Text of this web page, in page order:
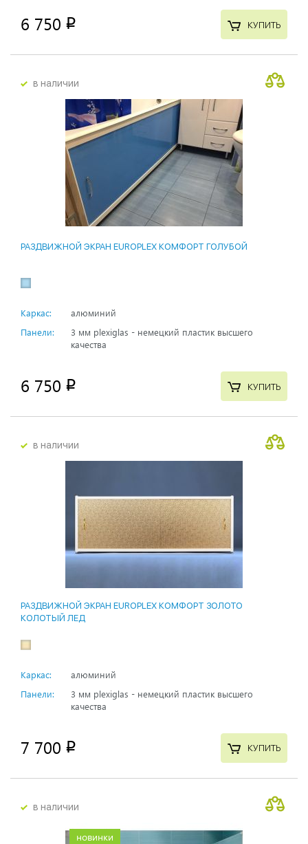
6 750 p КУПИТЬ
в наличии
РАЗДВИЖНОЙ ЭКРАН EUROPLEX КОМФОРТ ГОЛУБОЙ
Каркас:
алюминий
Панели:
3 мм plexiglas - немецкий пластик высшего
качества
6 750 p КУПИТЬ
в наличии
РАЗДВИЖНОЙ ЭКРАН EUROPLEX КОМФОРТ ЗОЛОТО
КОЛОТЫЙ ЛЕД
Каркас:
алюминий
Панели:
3 мм plexiglas - немецкий пластик высшего
качества
7 700 p КУПИТЬ
в наличии
новинки